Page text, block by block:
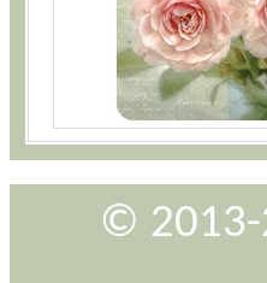
© 2013-